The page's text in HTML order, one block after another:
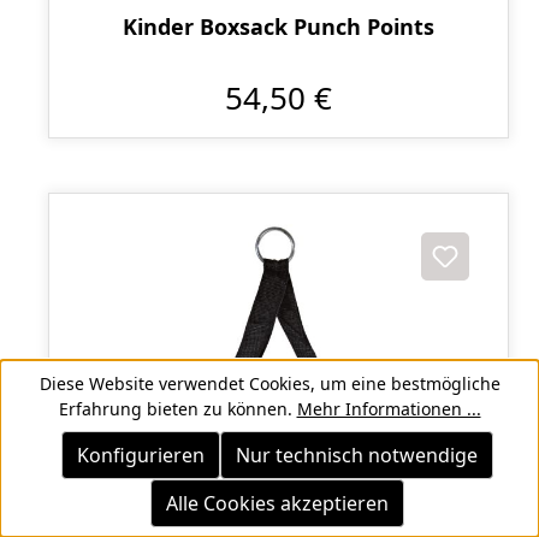
Kinder Boxsack Punch Points
54,50 €
Diese Website verwendet Cookies, um eine bestmögliche
Erfahrung bieten zu können. Mehr Informationen ...
Nur technisch notwendige
Konfigurieren
Alle Cookies akzeptieren